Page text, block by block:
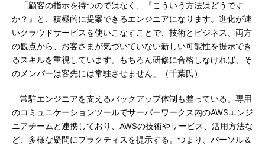
「顧客の指示を待つのではなく、『こういう方法はどうです
か？』と、積極的に提案できるエンジニアになります。進化が速
いクラウドサービスを使いこなすことで、技術とビジネス、両方
の観点から、お客さまが気づいていない新しい可能性を提示でき
るスキルを重視しています。もちろん研修に合格しなければ、そ
のメンバーは客先には常駐させません」（千葉氏）
常駐エンジニアを支えるバックアップ体制も整っている。専用
のコミュニケーションツールでサーバーワークス内のAWSエンジ
ニアチームと連携しており、AWSの技術やサービス、活用方法な
ど、多様な疑問にプラクティスを提示する。つまり、パーソル＆